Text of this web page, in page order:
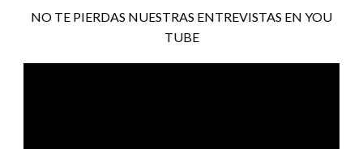
NO TE PIERDAS NUESTRAS ENTREVISTAS EN YOU
TUBE